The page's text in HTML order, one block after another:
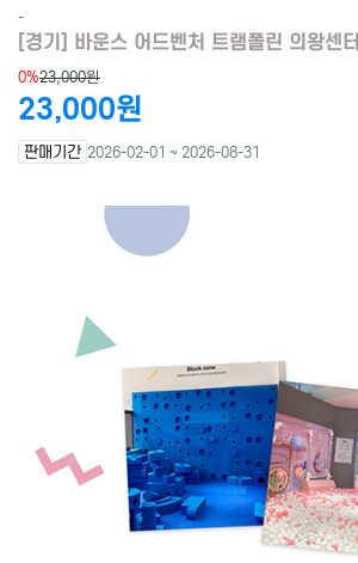
-
[경기] 바운스 어드벤처 트램폴린 의왕센터
0%23,000원
23,000원
판매기간 2026-02-01 ~ 2026-08-31